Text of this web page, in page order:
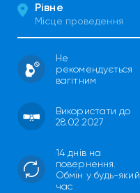
Рівне
Місце проведення
Не
рекомендується
вагітним
Використати до
28.02.2027
14 днів на
повернення.
Обмін у будь-який
час